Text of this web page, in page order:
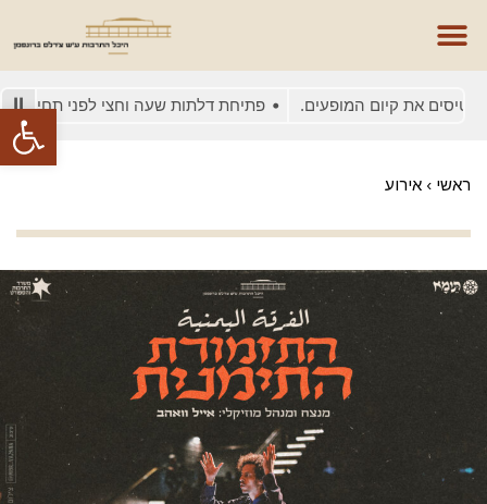
פתח את קיום המופעים. פתיחת דלתות שעה וחצי לפני תחילת
ראשי › אירוע